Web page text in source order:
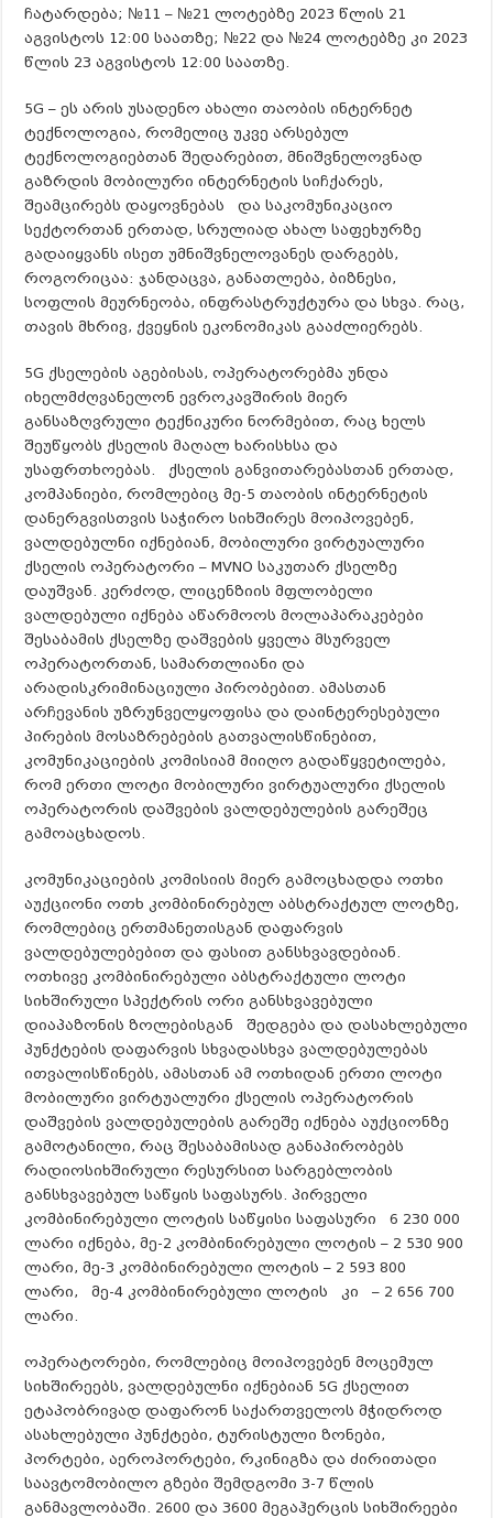
ჩატარდება; №11 – №21 ლოტებზე 2023 წლის 21
აგვისტოს 12:00 საათზე; №22 და №24 ლოტებზე კი 2023
წლის 23 აგვისტოს 12:00 საათზე.
5G – ეს არის უსადენო ახალი თაობის ინტერნეტ
ტექნოლოგია, რომელიც უკვე არსებულ
ტექნოლოგიებთან შედარებით, მნიშვნელოვნად
გაზრდის მობილური ინტერნეტის სიჩქარეს,
შეამცირებს დაყოვნებას და საკომუნიკაციო
სექტორთან ერთად, სრულიად ახალ საფეხურზე
გადაიყვანს ისეთ უმნიშვნელოვანეს დარგებს,
როგორიცაა: ჯანდაცვა, განათლება, ბიზნესი,
სოფლის მეურნეობა, ინფრასტრუქტურა და სხვა. რაც,
თავის მხრივ, ქვეყნის ეკონომიკას გააძლიერებს.
5G ქსელების აგებისას, ოპერატორებმა უნდა
იხელმძღვანელონ ევროკავშირის მიერ
განსაზღვრული ტექნიკური ნორმებით, რაც ხელს
შეუწყობს ქსელის მაღალ ხარისხსა და
უსაფრთხოებას. ქსელის განვითარებასთან ერთად,
კომპანიები, რომლებიც მე-5 თაობის ინტერნეტის
დანერგვისთვის საჭირო სიხშირეს მოიპოვებენ,
ვალდებულნი იქნებიან, მობილური ვირტუალური
ქსელის ოპერატორი – MVNO საკუთარ ქსელზე
დაუშვან. კერძოდ, ლიცენზიის მფლობელი
ვალდებული იქნება აწარმოოს მოლაპარაკებები
შესაბამის ქსელზე დაშვების ყველა მსურველ
ოპერატორთან, სამართლიანი და
არადისკრიმინაციული პირობებით. ამასთან
არჩევანის უზრუნველყოფისა და დაინტერესებული
პირების მოსაზრებების გათვალისწინებით,
კომუნიკაციების კომისიამ მიიღო გადაწყვეტილება,
რომ ერთი ლოტი მობილური ვირტუალური ქსელის
ოპერატორის დაშვების ვალდებულების გარეშეც
გამოაცხადოს.
კომუნიკაციების კომისიის მიერ გამოცხადდა ოთხი
აუქციონი ოთხ კომბინირებულ აბსტრაქტულ ლოტზე,
რომლებიც ერთმანეთისგან დაფარვის
ვალდებულებებით და ფასით განსხვავდებიან.
ოთხივე კომბინირებული აბსტრაქტული ლოტი
სიხშირული სპექტრის ორი განსხვავებული
დიაპაზონის ზოლებისგან შედგება და დასახლებული
პუნქტების დაფარვის სხვადასხვა ვალდებულებას
ითვალისწინებს, ამასთან ამ ოთხიდან ერთი ლოტი
მობილური ვირტუალური ქსელის ოპერატორის
დაშვების ვალდებულების გარეშე იქნება აუქციონზე
გამოტანილი, რაც შესაბამისად განაპირობებს
რადიოსიხშირული რესურსით სარგებლობის
განსხვავებულ საწყის საფასურს. პირველი
კომბინირებული ლოტის საწყისი საფასური 6 230 000
ლარი იქნება, მე-2 კომბინირებული ლოტის – 2 530 900
ლარი, მე-3 კომბინირებული ლოტის – 2 593 800
ლარი, მე-4 კომბინირებული ლოტის კი – 2 656 700
ლარი.
ოპერატორები, რომლებიც მოიპოვებენ მოცემულ
სიხშირეებს, ვალდებულნი იქნებიან 5G ქსელით
ეტაპობრივად დაფარონ საქართველოს მჭიდროდ
ასახლებული პუნქტები, ტურისტული ზონები,
პორტები, აეროპორტები, რკინიგზა და ძირითადი
საავტომობილო გზები შემდგომი 3-7 წლის
განმავლობაში. 2600 და 3600 მეგაჰერცის სიხშირეები